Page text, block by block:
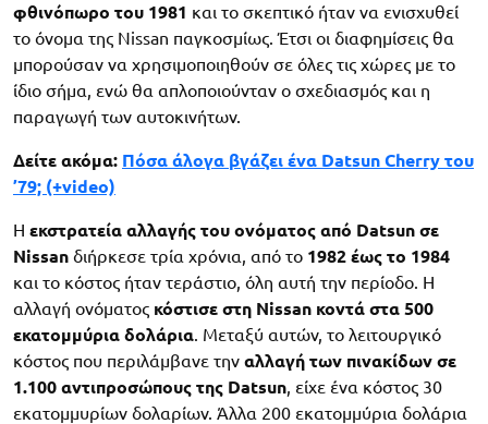
φθινόπωρο του 1981 και το σκεπτικό ήταν να ενισχυθεί
το όνομα της Nissan παγκοσμίως. Έτσι οι διαφημίσεις θα
μπορούσαν να χρησιμοποιηθούν σε όλες τις χώρες με το
ίδιο σήμα, ενώ θα απλοποιούνταν ο σχεδιασμός και η
παραγωγή των αυτοκινήτων.
Δείτε ακόμα: Πόσα άλογα βγάζει ένα Datsun Cherry του
’79; (+video)
Η εκστρατεία αλλαγής του ονόματος από Datsun σε
Nissan διήρκεσε τρία χρόνια, από το 1982 έως το 1984
και το κόστος ήταν τεράστιο, όλη αυτή την περίοδο. Η
αλλαγή ονόματος κόστισε στη Nissan κοντά στα 500
εκατομμύρια δολάρια. Μεταξύ αυτών, το λειτουργικό
κόστος που περιλάμβανε την αλλαγή των πινακίδων σε
1.100 αντιπροσώπους της Datsun, είχε ένα κόστος 30
εκατομμυρίων δολαρίων. Άλλα 200 εκατομμύρια δολάρια